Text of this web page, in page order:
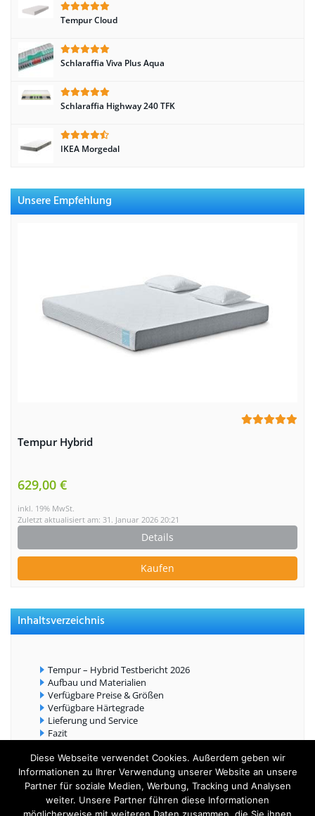
Tempur Cloud
Schlaraffia Viva Plus Aqua
Schlaraffia Highway 240 TFK
IKEA Morgedal
Unsere Empfehlung
Tempur Hybrid
629,00 €
inkl. 19% MwSt.
Zuletzt aktualisiert am: 31. Januar 2026 20:21
Details
Kaufen
Inhaltsverzeichnis
Tempur – Hybrid Testbericht 2026
Aufbau und Materialien
Verfügbare Preise & Größen
Verfügbare Härtegrade
Lieferung und Service
Fazit
Diese Webseite verwendet Cookies. Außerdem geben wir
Informationen zu Ihrer Verwendung unserer Website an unsere
Partner für soziale Medien, Werbung, Tracking und Analysen
weiter. Unsere Partner führen diese Informationen